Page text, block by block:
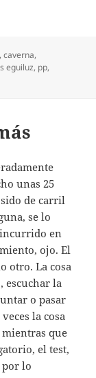
,caverna,
eguiluz, pp,
cazada
unas 25
de carril
se lo
en
ojo. El
otro. La cosa
escuchar la
o pasar
la cosa
que
el test,
por lo